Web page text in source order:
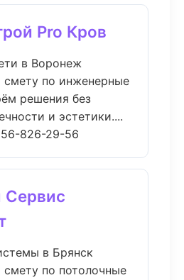
Pro Кров
в Воронеж
по инженерные
решения без
и эстетики....
826-29-56
в Брянск
по потолочные